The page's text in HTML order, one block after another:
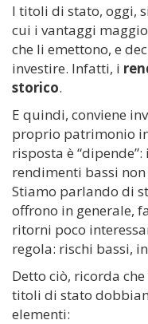
I titoli di stato, oggi,
cui i vantaggi
che li emettono, e
investire. Infatti, i
storico.
E quindi, conviene
proprio patrimonio
risposta è
rendimenti bassi non
Stiamo parlando di
offrono in generale,
ritorni poco
regola: rischi bassi,
Detto ciò, ricorda
titoli di stato
elementi: